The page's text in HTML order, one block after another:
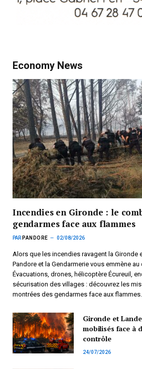
Economy News
Incendies en Gironde : le
gendarmes face aux flammes
PAR PANDORE 02/08/2026
Alors que les incendies ravagent la Gironde
Pandore et la Gendarmerie vous emmène au
Évacuations, drones, hélicoptère Écureuil,
sécurisation des villages : découvrez les
montrées des gendarmes face aux flammes.
Gironde et
mobilisés face à
contrôle
24/07/2026